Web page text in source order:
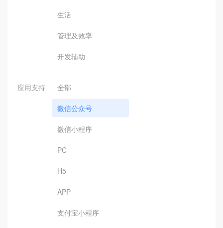
生活
管理及效率
开发辅助
应用支持 全部
微信公众号
微信小程序
PC
H5
APP
支付宝小程序